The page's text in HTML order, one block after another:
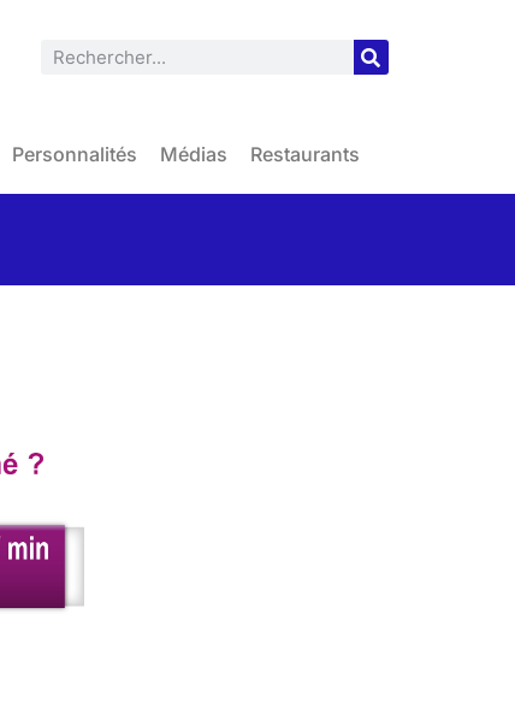
Personnalités Médias Restaurants